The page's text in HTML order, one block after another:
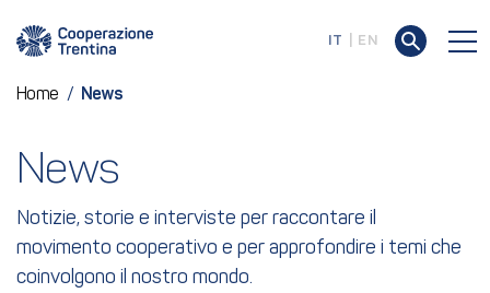
IT EN
Home / News
News
Notizie, storie e interviste per raccontare il
movimento cooperativo e per approfondire i temi che
coinvolgono il nostro mondo.